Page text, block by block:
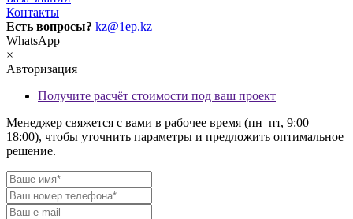
Контакты
Есть вопросы? kz@1ep.kz
WhatsApp
×
Авторизация
Получите расчёт стоимости под ваш проект
Менеджер свяжется с вами в рабочее время (пн–пт, 9:00–
18:00), чтобы уточнить параметры и предложить оптимальное
решение.